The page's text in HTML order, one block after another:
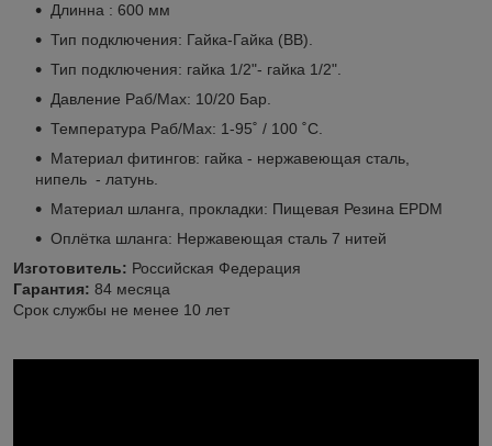
Длинна : 600 мм
Тип подключения: Гайка-Гайка (ВВ).
Тип подключения: гайка 1/2"- гайка 1/2".
Давление Раб/Мах: 10/20 Бар.
Температура Раб/Мах: 1-95˚ / 100 ˚С.
Материал фитингов: гайка - нержавеющая сталь,
нипель - латунь.
Материал шланга, прокладки: Пищевая Резина EPDM
Оплётка шланга: Нержавеющая сталь 7 нитей
Изготовитель: Российская Федерация
Гарантия: 84 месяца
Срок службы не менее 10 лет